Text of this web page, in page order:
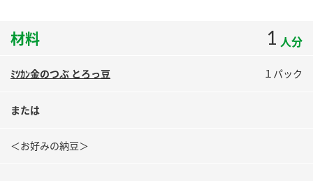
納豆の豆知識
ロングセラー商品 ＋ おすすめレシピ
ミツカン公式通販
材料 1 人分
ﾐﾂｶﾝ金のつぶ とろっ豆 １パック
または
＜お好みの納豆＞